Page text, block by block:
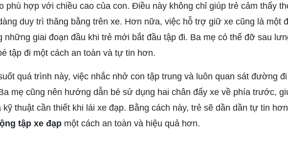
phù hợp với chiều cao của con. Điều này không chỉ giúp trẻ cảm thấy
duy trì thăng bằng trên xe. Hơn nữa, việc hỗ trợ giữ xe cũng là một
những giai đoạn đầu khi trẻ mới bắt đầu tập đi. Ba mẹ có thể đỡ sau
tập đi một cách an toàn và tự tin hơn.
quá trình này, việc nhắc nhở con tập trung và luôn quan sát đường
mẹ cũng nên hướng dẫn bé sử dụng hai chân đẩy xe về phía trước,
kỹ thuật cần thiết khi lái xe đạp. Bằng cách này, trẻ sẽ dần dần tự tin
tập xe đạpmột cách an toàn và hiệu quả hơn.